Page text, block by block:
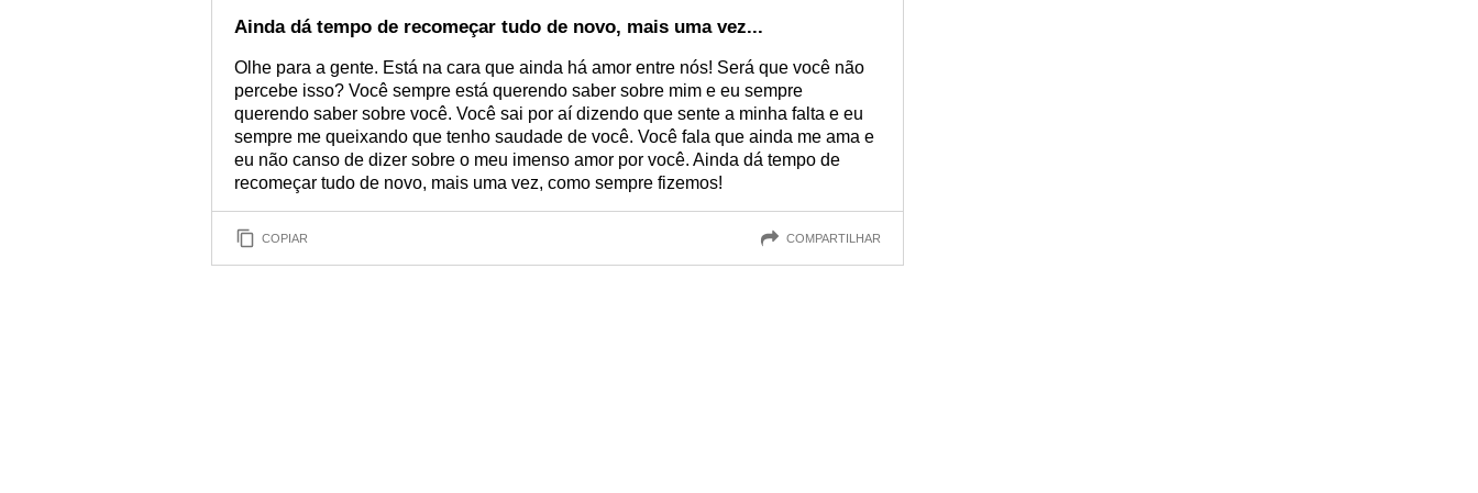
Ainda dá tempo de recomeçar tudo de novo, mais uma vez...
Olhe para a gente. Está na cara que ainda há amor entre nós! Será que você não
percebe isso? Você sempre está querendo saber sobre mim e eu sempre
querendo saber sobre você. Você sai por aí dizendo que sente a minha falta e eu
sempre me queixando que tenho saudade de você. Você fala que ainda me ama e
eu não canso de dizer sobre o meu imenso amor por você. Ainda dá tempo de
recomeçar tudo de novo, mais uma vez, como sempre fizemos!
COPIAR COMPARTILHAR